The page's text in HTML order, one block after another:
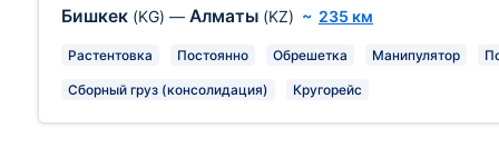
Бишкек (KG) — Алматы (KZ) ~ 235 км
Растентовка Постоянно Обрешетка Манипулятор
Сборный груз (консолидация) Кругорейс